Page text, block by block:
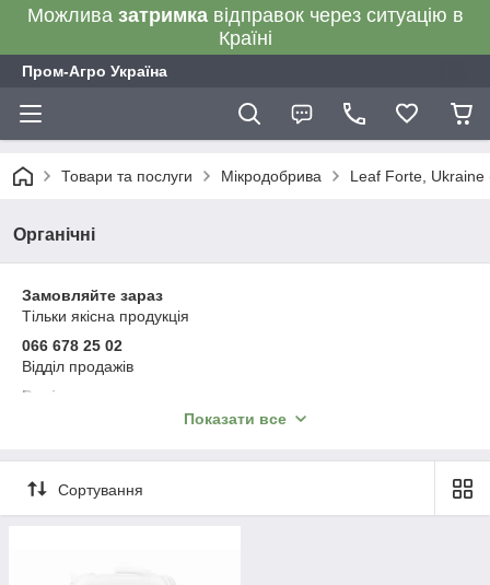
Можлива затримкавідправок через ситуацію в
Країні
Пром-Агро Україна
Товари та послуги Мікродобрива Leaf Forte,
Органічні
Замовляйте зараз
Тільки якісна продукція
066 678 25 02
Відділ продажів
Варіанти оплати:
післяплата, онлайн-оплата, на рахунок ФОП без ПДВ
або будь-яким іншим зручним для вас способом
Відправка впродовж 1–3 робочих днів
Телефонуйте прямо зараз
Показати все
Сортування